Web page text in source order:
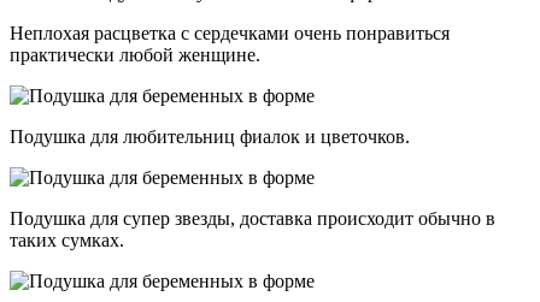
Неплохая расцветка с сердечками очень понравиться
практически любой женщине.
Подушка для любительниц фиалок и цветочков.
Подушка для супер звезды, доставка происходит обычно в
таких сумках.